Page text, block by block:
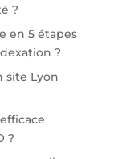
?
en 5 étapes
?
site Lyon
?